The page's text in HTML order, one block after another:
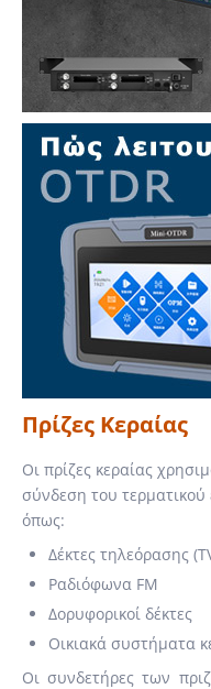
Πρίζες Κεραίας
Οι πρίζες κεραίας
σύνδεση του
όπως:
Δέκτες τηλεόρασης
Ραδιόφωνα FM
Δορυφορικοί δέκτες
Οικιακά συστήματα
Οι συνδετήρες των